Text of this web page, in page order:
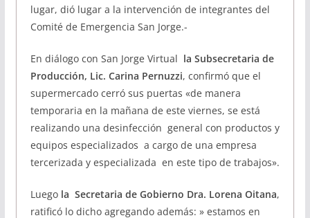
lugar, dió lugar a la intervención de integrantes del
Comité de Emergencia San Jorge.-
En diálogo con San Jorge Virtual la Subsecretaria de
Producción, Lic. Carina Pernuzzi, confirmó que el
supermercado cerró sus puertas «de manera
temporaria en la mañana de este viernes, se está
realizando una desinfección general con productos y
equipos especializados a cargo de una empresa
tercerizada y especializada en este tipo de trabajos».
Luego la Secretaria de Gobierno Dra. Lorena Oitana,
ratificó lo dicho agregando además: » estamos en